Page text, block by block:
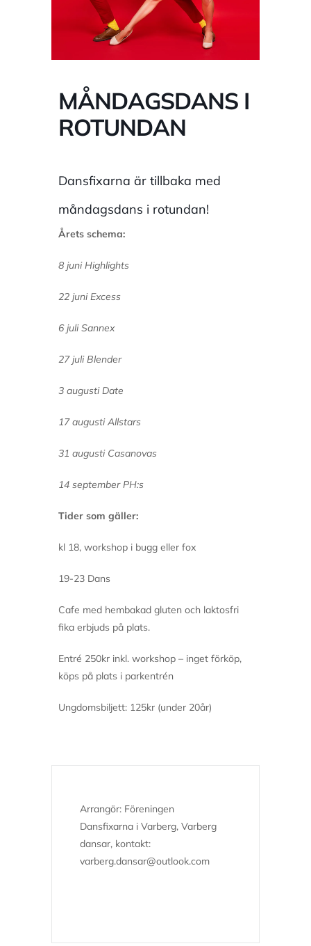
MÅNDAGSDANS I
ROTUNDAN
Dansfixarna är tillbaka med
måndagsdans i rotundan!
Årets schema:
8 juni Highlights
22 juni Excess
6 juli Sannex
27 juli Blender
3 augusti Date
17 augusti Allstars
31 augusti Casanovas
14 september PH:s
Tider som gäller:
kl 18, workshop i bugg eller fox
19-23 Dans
Cafe med hembakad gluten och laktosfri
fika erbjuds på plats.
Entré 250kr inkl. workshop – inget förköp,
köps på plats i parkentrén
Ungdomsbiljett: 125kr (under 20år)
Arrangör: Föreningen
Dansfixarna i Varberg, Varberg
dansar, kontakt:
varberg.dansar@outlook.com